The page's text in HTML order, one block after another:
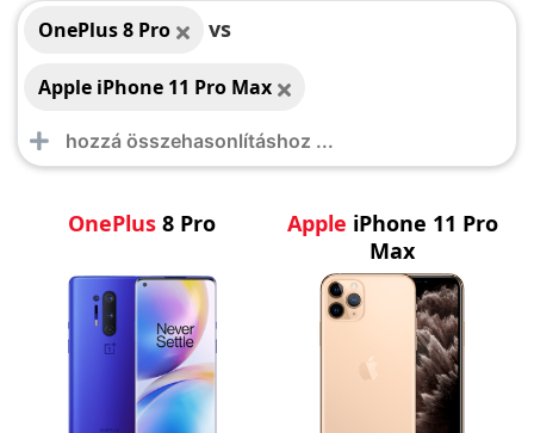
OnePlus 8 Pro vs
Apple iPhone 11 Pro Max
OnePlus 8 Pro Apple iPhone 11 Pro
Max